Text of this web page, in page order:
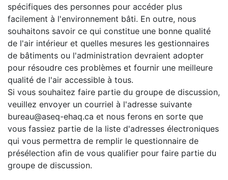
spécifiques des personnes pour accéder plus
facilement à l'environnement bâti. En outre, nous
souhaitons savoir ce qui constitue une bonne qualité
de l'air intérieur et quelles mesures les gestionnaires
de bâtiments ou l'administration devraient adopter
pour résoudre ces problèmes et fournir une meilleure
qualité de l'air accessible à tous.
Si vous souhaitez faire partie du groupe de discussion,
veuillez envoyer un courriel à l'adresse suivante
bureau@aseq-ehaq.ca et nous ferons en sorte que
vous fassiez partie de la liste d'adresses électroniques
qui vous permettra de remplir le questionnaire de
présélection afin de vous qualifier pour faire partie du
groupe de discussion.